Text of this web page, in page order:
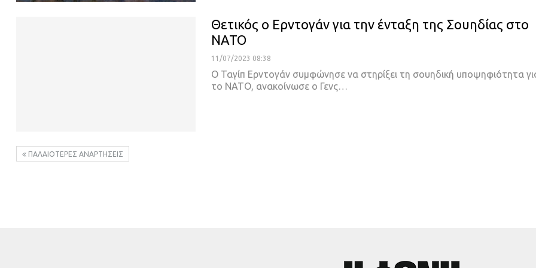
Θετικός ο Ερντογάν για την ένταξη της Σουηδίας στο
ΝΑΤΟ
11/07/2023 08:38
Ο Ταγίπ Ερντογάν συμφώνησε να στηρίξει τη σουηδική υποψηφιότητα
το ΝΑΤΟ, ανακοίνωσε ο Γενς…
ΠΑΛΑΙΌΤΕΡΕΣ ΑΝΑΡΤΉΣΕΙΣ